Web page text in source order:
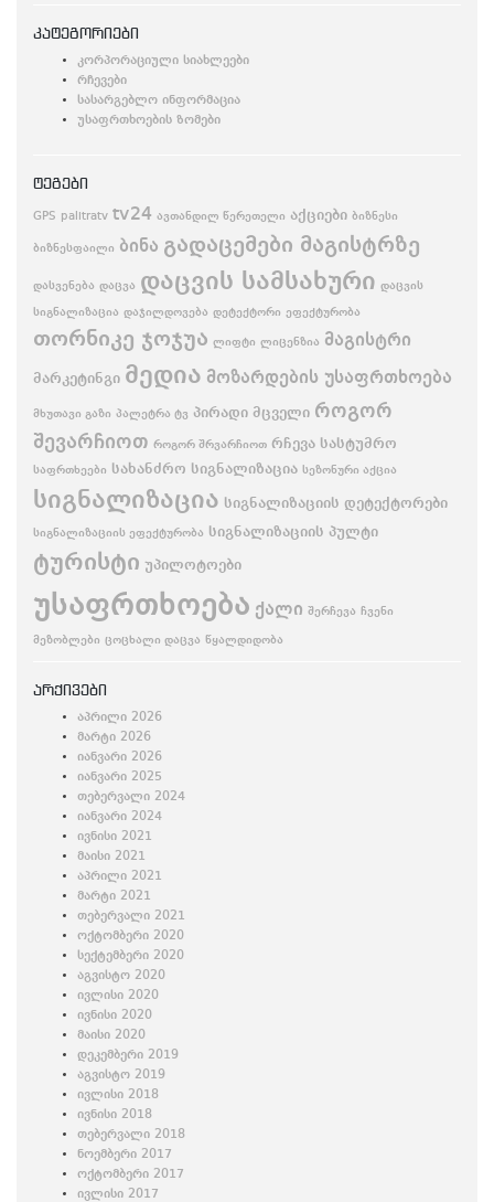
კატეგორიები
კორპორაციული სიახლეები
რჩევები
სასარგებლო ინფორმაცია
უსაფრთხოების ზომები
ტეგები
GPS palitratv tv24 ავთანდილ წერეთელი აქციები ბიზნესი
ბიზნესფაილი ბინა გადაცემები მაგისტრზე
დასვენება დაცვა დაცვის სამსახური დაცვის
სიგნალიზაცია დაჯილდოვება დეტექტორი ეფექტურობა
თორნიკე ჯოჯუა ლიფტი ლიცენზია მაგისტრი
მარკეტინგი მედია მოზარდების უსაფრთხოება
მხუთავი გაზი პალეტრა ტვ პირადი მცველი როგორ
შევარჩიოთ როგორ შრვარჩიოთ რჩევა სასტუმრო
საფრთხეები სახანძრო სიგნალიზაცია სეზონური აქცია
სიგნალიზაცია სიგნალიზაციის დეტექტორები
სიგნალიზაციის ეფექტურობა სიგნალიზაციის პულტი
ტურისტი უპილოტოები
უსაფრთხოება ქალი შერჩევა ჩვენი
მეზობლები ცოცხალი დაცვა წყალდიდობა
არქივები
აპრილი 2026
მარტი 2026
იანვარი 2026
იანვარი 2025
თებერვალი 2024
იანვარი 2024
ივნისი 2021
მაისი 2021
აპრილი 2021
მარტი 2021
თებერვალი 2021
ოქტომბერი 2020
სექტემბერი 2020
აგვისტო 2020
ივლისი 2020
ივნისი 2020
მაისი 2020
დეკემბერი 2019
აგვისტო 2019
ივლისი 2018
ივნისი 2018
თებერვალი 2018
ნოემბერი 2017
ოქტომბერი 2017
ივლისი 2017